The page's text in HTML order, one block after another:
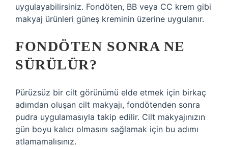
uygulayabilirsiniz. Fondöten, BB veya CC krem ​​gibi
makyaj ürünleri güneş kreminin üzerine uygulanır.
FONDÖTEN SONRA NE
SÜRÜLÜR?
Pürüzsüz bir cilt görünümü elde etmek için birkaç
adımdan oluşan cilt makyajı, fondötenden sonra
pudra uygulamasıyla takip edilir. Cilt makyajınızın
gün boyu kalıcı olmasını sağlamak için bu adımı
atlamamalısınız.